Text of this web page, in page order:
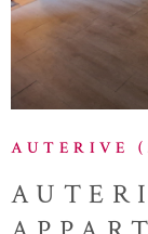
AUTERIVE